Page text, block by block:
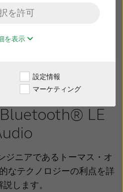
を許可
を表示
設定情報
マーケティング
Brasil
India
Italia
技術がここにつまってい
テクノロジーとAuracast
LE
ジニアであるトーマス・オ
なテクノロジーの利点を詳
説します。